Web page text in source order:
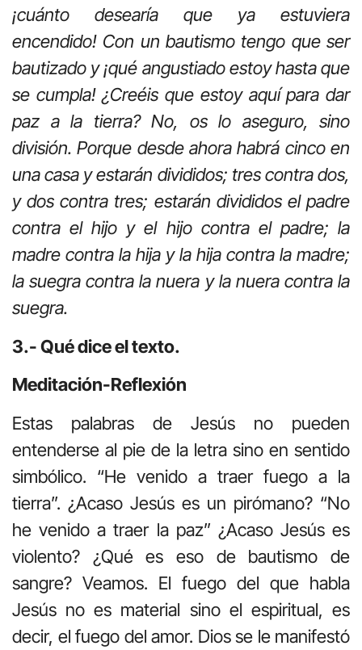
¡cuánto desearía que ya estuviera
encendido! Con un bautismo tengo que ser
bautizado y ¡qué angustiado estoy hasta que
se cumpla! ¿Creéis que estoy aquí para dar
paz a la tierra? No, os lo aseguro, sino
división. Porque desde ahora habrá cinco en
una casa y estarán divididos; tres contra dos,
y dos contra tres; estarán divididos el padre
contra el hijo y el hijo contra el padre; la
madre contra la hija y la hija contra la madre;
la suegra contra la nuera y la nuera contra la
suegra.
3.- Qué dice el texto.
Meditación-Reflexión
Estas palabras de Jesús no pueden
entenderse al pie de la letra sino en sentido
simbólico. “He venido a traer fuego a la
tierra”. ¿Acaso Jesús es un pirómano? “No
he venido a traer la paz” ¿Acaso Jesús es
violento? ¿Qué es eso de bautismo de
sangre? Veamos. El fuego del que habla
Jesús no es material sino el espiritual, es
decir, el fuego del amor. Dios se le manifestó